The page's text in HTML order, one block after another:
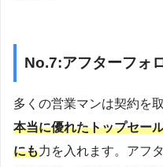
No.7:アフターフォ
多くの営業マンは契約を
本当に優れたトップセー
にも力を入れます。アフ